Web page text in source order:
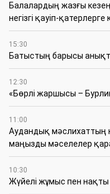
Балалардың жазғы
негізгі қауіп-
15:30
Батыстың барысы
12:30
«Бөрлі жаршысы –
11:00
Аудандық мәслихаттың
маңызды мәселелер
10:30
Жүйелі жұмыс пен